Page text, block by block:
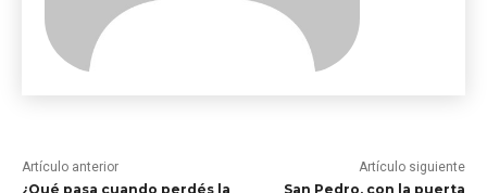
Artículo anterior
¿Qué pasa cuando perdés la
Artículo siguiente
San Pedro, con la puerta